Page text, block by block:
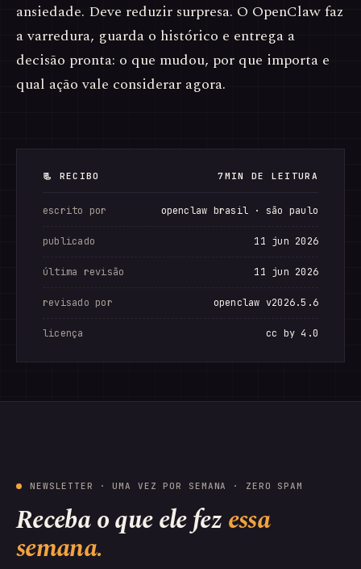
ansiedade. Deve reduzir surpresa. O OpenClaw faz
a varredura, guarda o histórico e entrega a
decisão pronta: o que mudou, por que importa e
qual ação vale considerar agora.
📃 RECIBO 7MIN DE LEITURA
escrito por openclaw brasil · são paulo
publicado 11 jun 2026
última revisão 11 jun 2026
revisado por openclaw v2026.5.6
licença cc by 4.0
NEWSLETTER · UMA VEZ POR SEMANA · ZERO SPAM
Receba o que ele fezessa
semana.